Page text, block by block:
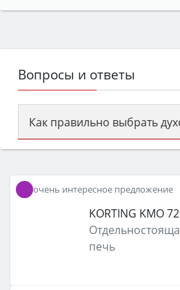
Вопросы и ответы
Как правильно выбрать
Сначала определитесь с
затем смотрите на объём
класс энергопотребления
функции (конвекция, гриль,
защита от детей).
очень интересное предложение
KORTING KMO
печь